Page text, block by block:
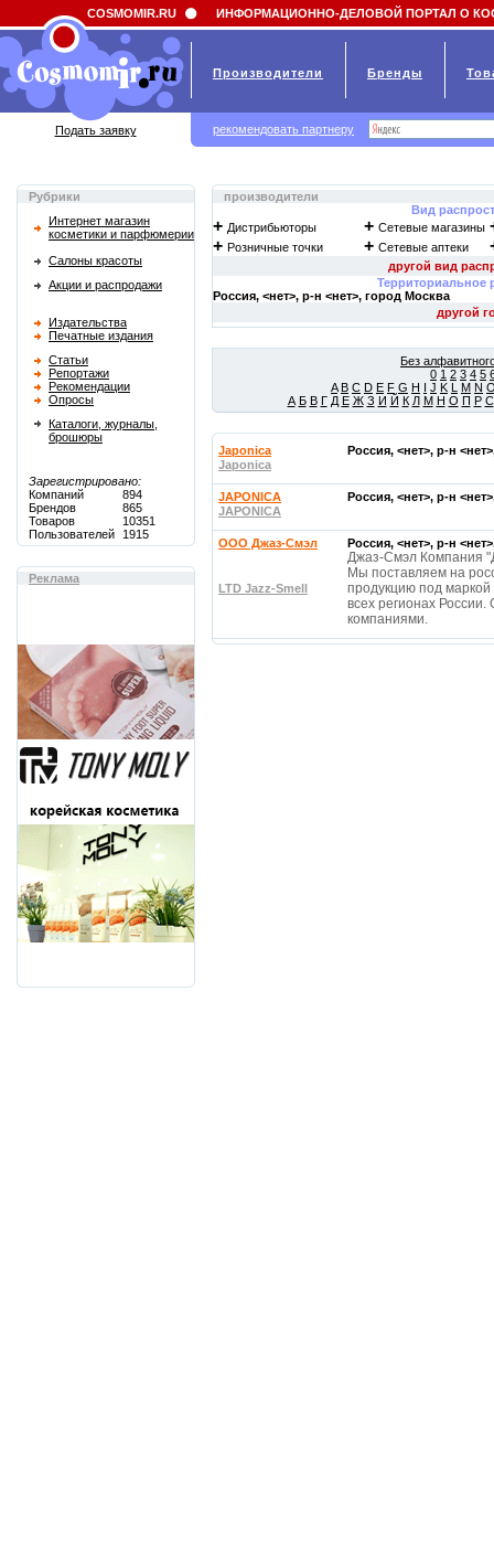
Field 'news_title' doesn't have a default value
Рубрики
Интернет магазин
косметики и парфюмерии
Салоны красоты
Акции и распродажи
Издательства
Печатные издания
Статьи
Репортажи
Рекомендации
Опросы
Каталоги, журналы,
брошюры
Зарегистрировано:
Компаний
894
Брендов
865
Товаров
10351
Пользователей
1915
Реклама
производители
Вид
+ Дистрибьюторы + Сетевые магазины
+ Розничные точки + Сетевые аптеки
Территориальное
Россия, <нет>, р-н <нет>, город Москва
Без
0 1 2 3 4 5
A B C D E F G H I J K L M N
А Б В Г Д Е Ж З И Й К Л М Н О П Р С
Japonica
Россия, <нет>, р-н
Japonica
JAPONICA
Россия, <нет>, р-н
JAPONICA
ООО Джаз-Смэл Россия, <нет>, р-н
LTD Jazz-Smell
Джаз-Смэл Компания
Мы поставляем на
продукцию под
всех регионах
компаниями.
COSMOMIR.RU ИНФОРМАЦИОННО-ДЕЛОВОЙ ПОРТАЛ О
Производители Бренды
Подать заявку рекомендовать партнеру